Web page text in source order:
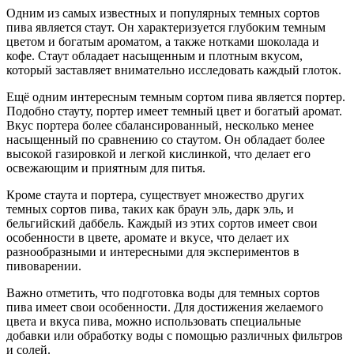
Одним из самых известных и популярных темных сортов
пива является стаут. Он характеризуется глубоким темным
цветом и богатым ароматом, а также нотками шоколада и
кофе. Стаут обладает насыщенным и плотным вкусом,
который заставляет внимательно исследовать каждый глоток.
Ещё одним интересным темным сортом пива является портер.
Подобно стауту, портер имеет темный цвет и богатый аромат.
Вкус портера более сбалансированный, несколько менее
насыщенный по сравнению со стаутом. Он обладает более
высокой газировкой и легкой кислинкой, что делает его
освежающим и приятным для питья.
Кроме стаута и портера, существует множество других
темных сортов пива, таких как браун эль, дарк эль, и
бельгийский даббель. Каждый из этих сортов имеет свои
особенности в цвете, аромате и вкусе, что делает их
разнообразными и интересными для экспериментов в
пивоварении.
Важно отметить, что подготовка воды для темных сортов
пива имеет свои особенности. Для достижения желаемого
цвета и вкуса пива, можно использовать специальные
добавки или обработку воды с помощью различных фильтров
и солей.